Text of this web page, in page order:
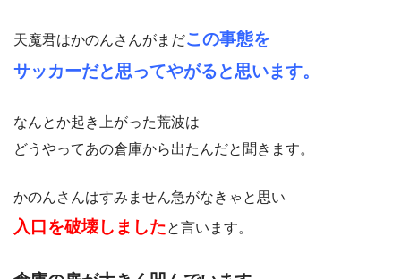
天魔君はかのんさんがまだこの事態を
サッカーだと思ってやがると思います。
なんとか起き上がった荒波は
どうやってあの倉庫から出たんだと聞きます。
かのんさんはすみません急がなきゃと思い
入口を破壊しましたと言います。